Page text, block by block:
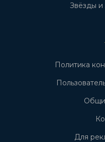
Звёзды и
Политика
Для